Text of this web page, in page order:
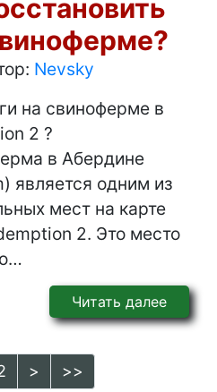
Nevsky
на свиноферме в
2 ?
в Абердине
является одним из
мест на карте
2. Это место
Читать далее
> >>